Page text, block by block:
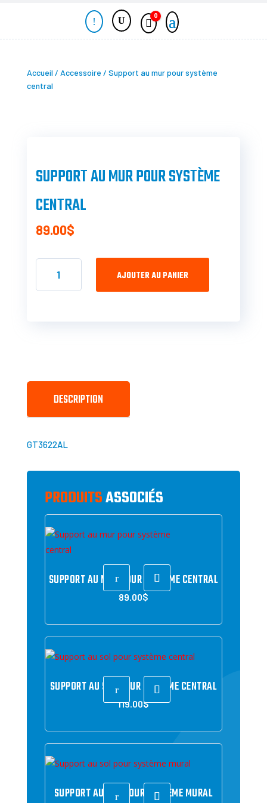
! Panier
0
Accueil/ Accessoire / Support au mur pour système
central
SUPPORT AU MUR POUR SYSTÈME
CENTRAL
89.00$
QUANTITÉ
SUPPORT
AJOUTER AU PANIER
DESCRIPTION
GT3622AL
PRODUITSASSOCIÉS
SUPPORT AU MUR POUR SYSTÈME CENTRAL
89.00$
r
SUPPORT AU SOL POUR SYSTÈME CENTRAL
119.00$
r
SUPPORT AU SOL POUR SYSTÈME MURAL
r